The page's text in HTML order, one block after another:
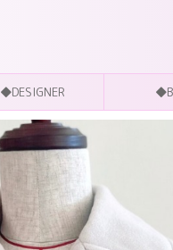
◆DESIGNER